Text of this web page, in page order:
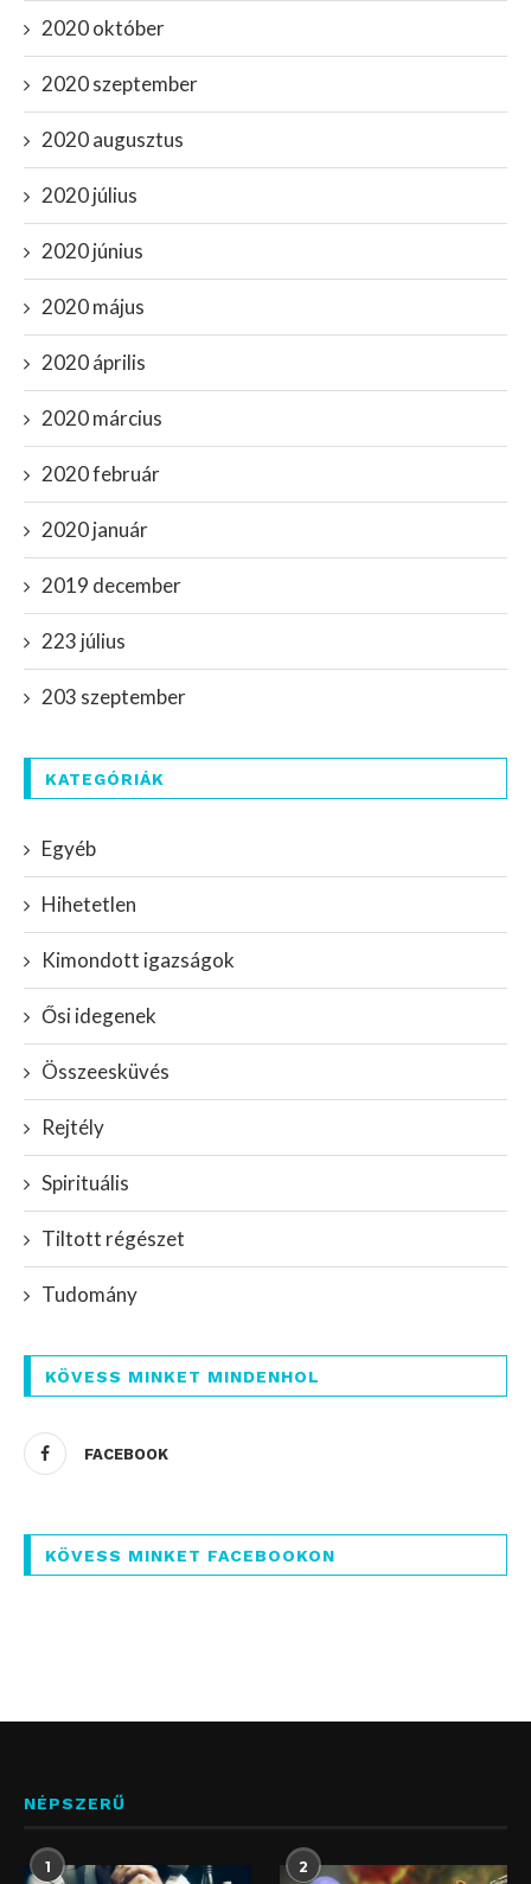
2020 október
2020 szeptember
2020 augusztus
2020 július
2020 június
2020 május
2020 április
2020 március
2020 február
2020 január
2019 december
223 július
203 szeptember
KATEGÓRIÁK
Egyéb
Hihetetlen
Kimondott igazságok
Ősi idegenek
Összeesküvés
Rejtély
Spirituális
Tiltott régészet
Tudomány
KÖVESS MINKET MINDENHOL
FACEBOOK
KÖVESS MINKET FACEBOOKON
NÉPSZERŰ
1 2